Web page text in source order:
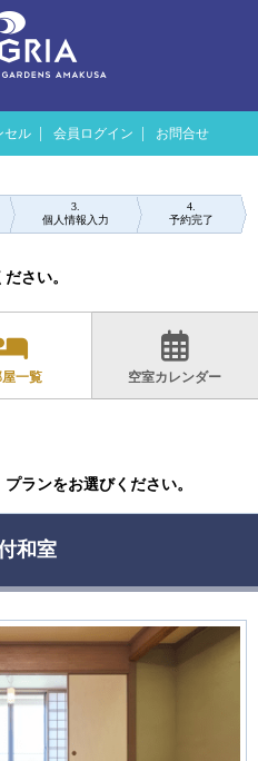
セル 会員ログイン お問合せ
3
個人情報入力
4
予約完了
さい。
屋一覧 空室カレンダー
ランをお選びください。
和室